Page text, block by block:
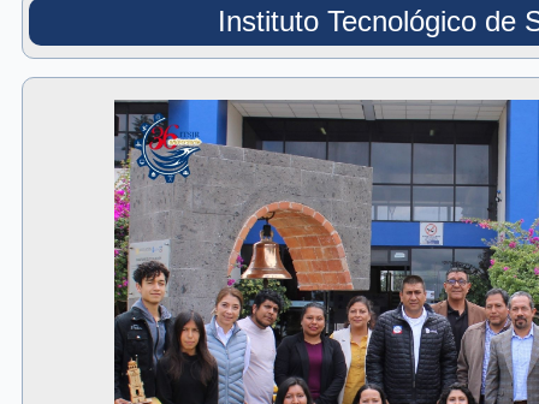
Instituto Tecnológico de